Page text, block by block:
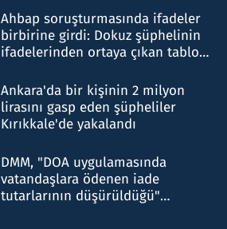
Ahbap soruşturmasında ifadeler
birbirine girdi: Dokuz şüphelinin
ifadelerinden ortaya çıkan tablo
Ankara'da bir kişinin 2 milyon
lirasını gasp eden şüpheliler
Kırıkkale'de yakalandı
DMM, "DOA uygulamasında
vatandaşlara ödenen iade
tutarlarının düşürüldüğü"